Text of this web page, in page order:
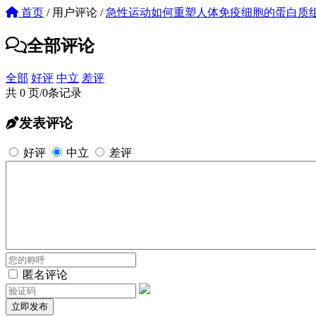
首页 /用户评论 / 急性运动如何重塑人体免疫细胞的蛋白质
全部评论
全部 好评 中立 差评
共 0 页/0条记录
发表评论
好评 中立 差评
匿名评论
立即发布